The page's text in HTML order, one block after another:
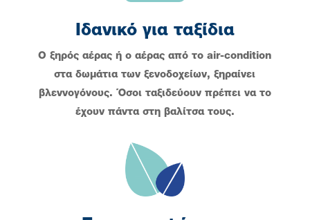
Ιδανικό για ταξίδια
Ο ξηρός αέρας ή ο αέρας από το air-condition
στα δωμάτια των ξενοδοχείων, ξηραίνει
βλεννογόνους. Όσοι ταξιδεύουν πρέπει να το
έχουν πάντα στη βαλίτσα τους.